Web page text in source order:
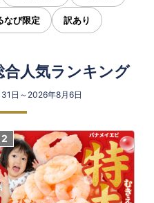
なび限定 訳あり
人気ランキング
日～2026年8月6日